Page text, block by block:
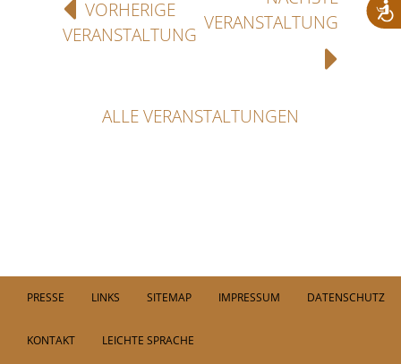
VORHERIGE
VERANSTALTUNG
VERANSTALTUNG
ALLE VERANSTALTUNGEN
PRESSE LINKS SITEMAP IMPRESSUM DATENSCHUTZ
KONTAKT LEICHTE SPRACHE